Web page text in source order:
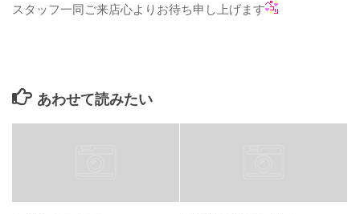
スタッフ一同ご来店心よりお待ち申し上げます
あわせて読みたい